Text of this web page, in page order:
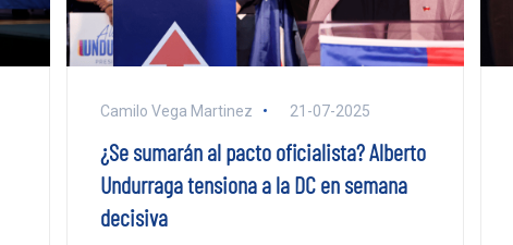
Camilo Vega Martinez 21-07-2025
¿Se sumarán al pacto oficialista? Alberto
Undurraga tensiona a la DC en semana
decisiva